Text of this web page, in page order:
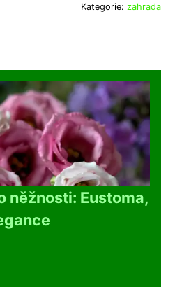
Kategorie: zahrada
něžnosti: Eustoma,